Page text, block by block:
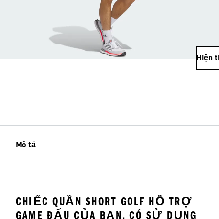
Hiện
Mô tả
CHIẾC QUẦN SHORT GOLF HỖ TRỢ
GAME ĐẤU CỦA BẠN, CÓ SỬ DỤNG